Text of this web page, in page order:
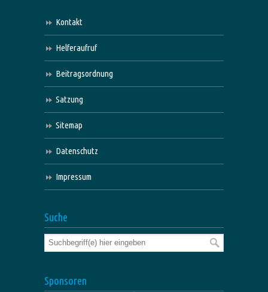
Kontakt
Helferaufruf
Beitragsordnung
Satzung
Sitemap
Datenschutz
Impressum
Suche
Sponsoren